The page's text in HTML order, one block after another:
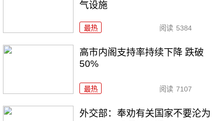
气设施
最热 阅读 5384
高市内阁支持率持续下降 跌破
50%
最热 阅读 7107
外交部：奉劝有关国家不要沦为